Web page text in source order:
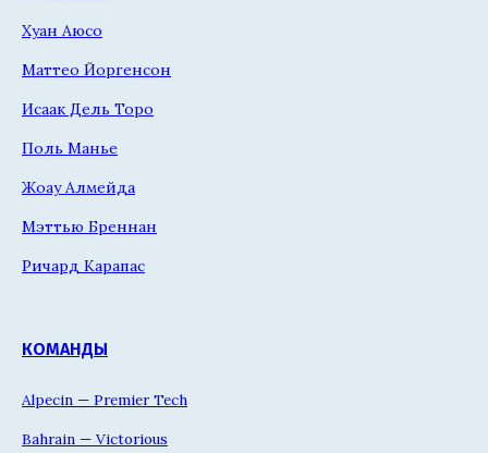
Хуан Аюсо
Маттео Йоргенсон
Исаак Дель Торо
Поль Манье
Жоау Алмейда
Мэттью Бреннан
Ричард Карапас
КОМАНДЫ
Alpecin — Premier Tech
Bahrain — Victorious